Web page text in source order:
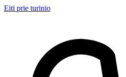
Eiti prie turinio